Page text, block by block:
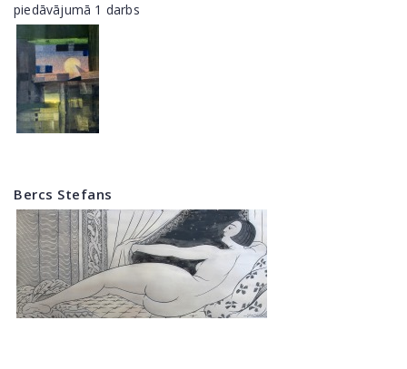
piedāvājumā 1 darbs
Bercs Stefans